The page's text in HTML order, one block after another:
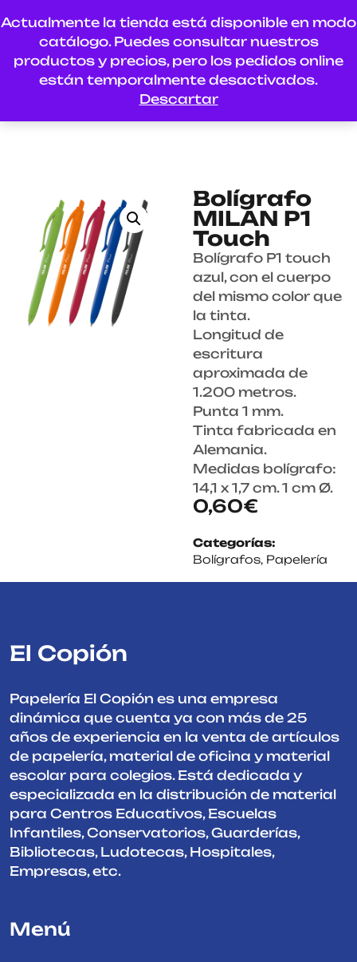
Actualmente la tienda está disponible en modo
catálogo. Puedes consultar nuestros
productos y precios, pero los pedidos online
están temporalmente desactivados.
Descartar
Bolígrafo
MILAN P1
Touch
Bolígrafo P1 touch
azul, con el cuerpo
del mismo color que
la tinta.
Longitud de
escritura
aproximada de
1.200 metros.
Punta 1 mm.
Tinta fabricada en
Alemania.
Medidas bolígrafo:
14,1 x 1,7 cm. 1 cm Ø.
0,60€
Categorías:
Bolígrafos, Papelería
El Copión
Papelería El Copión es una empresa
dinámica que cuenta ya con más de 25
años de experiencia en la venta de artículos
de papelería, material de oficina y material
escolar para colegios. Está dedicada y
especializada en la distribución de material
para Centros Educativos, Escuelas
Infantiles, Conservatorios, Guarderías,
Bibliotecas, Ludotecas, Hospitales,
Empresas, etc.
Menú